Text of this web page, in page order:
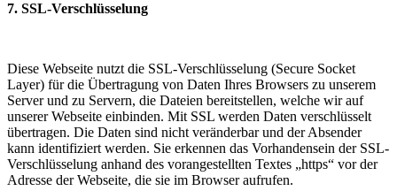
7. SSL-Verschlüsselung
Diese Webseite nutzt die SSL-Verschlüsselung (Secure Socket
Layer) für die Übertragung von Daten Ihres Browsers zu unserem
Server und zu Servern, die Dateien bereitstellen, welche wir auf
unserer Webseite einbinden. Mit SSL werden Daten verschlüsselt
übertragen. Die Daten sind nicht veränderbar und der Absender
kann identifiziert werden. Sie erkennen das Vorhandensein der SSL-
Verschlüsselung anhand des vorangestellten Textes „https“ vor der
Adresse der Webseite, die sie im Browser aufrufen.